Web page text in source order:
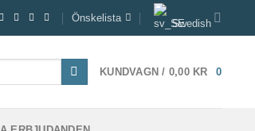
Önskelista Swedish
KUNDVAGN / 0,00 KR 0